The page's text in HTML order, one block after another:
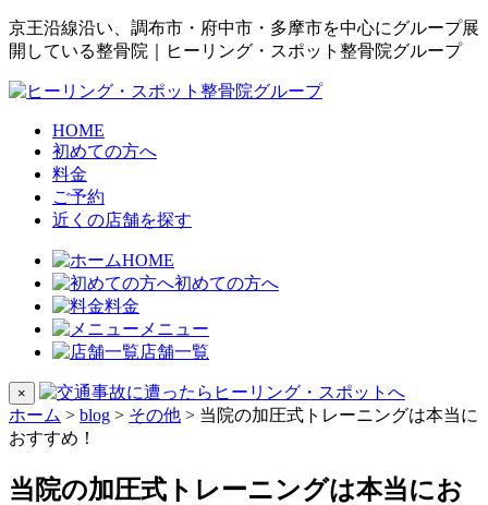
京王沿線沿い、調布市・府中市・多摩市を中心にグループ展
開している整骨院｜ヒーリング・スポット整骨院グループ
HOME
初めての方へ
料金
ご予約
近くの店舗を探す
HOME
初めての方へ
料金
メニュー
店舗一覧
×
ホーム > blog > その他 > 当院の加圧式トレーニングは本当に
おすすめ！
当院の加圧式トレーニングは本当にお